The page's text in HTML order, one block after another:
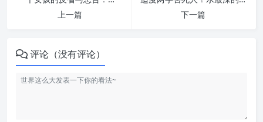
上一篇
下一篇
评论（没有评论）